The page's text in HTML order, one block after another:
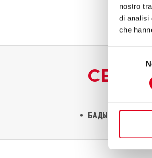
nostro
di analisi
che
consenso
БАДЫ